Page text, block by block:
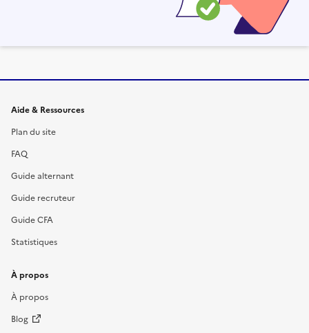
Informations et liens du site
Aide & Ressources
Plan du site
FAQ
Guide alternant
Guide recruteur
Guide CFA
Statistiques
À propos
À propos
Blog